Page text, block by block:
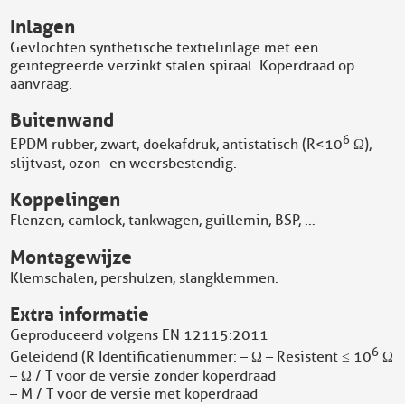
Inlagen
Gevlochten synthetische textielinlage met een
geïntegreerde verzinkt stalen spiraal. Koperdraad op
aanvraag.
Buitenwand
EPDM rubber, zwart, doekafdruk, antistatisch (R<106 Ω),
slijtvast, ozon- en weersbestendig.
Koppelingen
Flenzen, camlock, tankwagen, guillemin, BSP, …
Montagewijze
Klemschalen, pershulzen, slangklemmen.
Extra informatie
Geproduceerd volgens EN 12115:2011
Geleidend (R Identificatienummer: – Ω – Resistent ≤ 106 Ω
– Ω / T voor de versie zonder koperdraad
– M / T voor de versie met koperdraad